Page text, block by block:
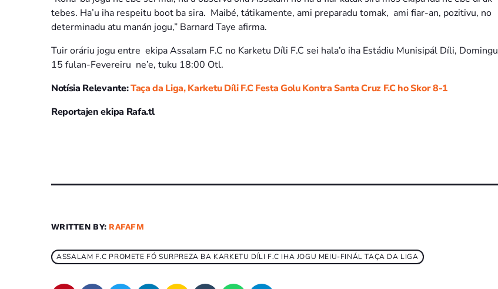
tebes. Ha’u iha respeitu boot ba sira. Maibé, tátikamente, ami preparadu tomak, ami fiar-an, pozitivu, no
determinadu atu manán jogu,” Barnard Taye afirma.
Tuir oráriu jogu entre ekipa Assalam F.C no Karketu Díli F.C sei hala’o iha Estádiu Munisipál Díli, Domingu
15 fulan-Fevereiru ne’e, tuku 18:00 Otl.
Notísia Relevante:Taça da Liga, Karketu Díli F.C Festa Golu Kontra Santa Cruz F.C ho Skor 8-1
Reportajen ekipa Rafa.tl
WRITTEN BY: RAFAFM
ASSALAM F.C PROMETE FÓ SURPREZA BA KARKETU DÍLI F.C IHA JOGU MEIU-FINÁL TAÇA DA LIGA